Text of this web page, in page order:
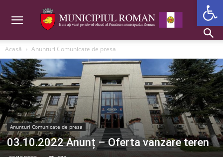
Acasă Anunturi Comunicate de presa
Anunturi Comunicate de presa
03.10.2022 Anunț – Oferta vanzare teren